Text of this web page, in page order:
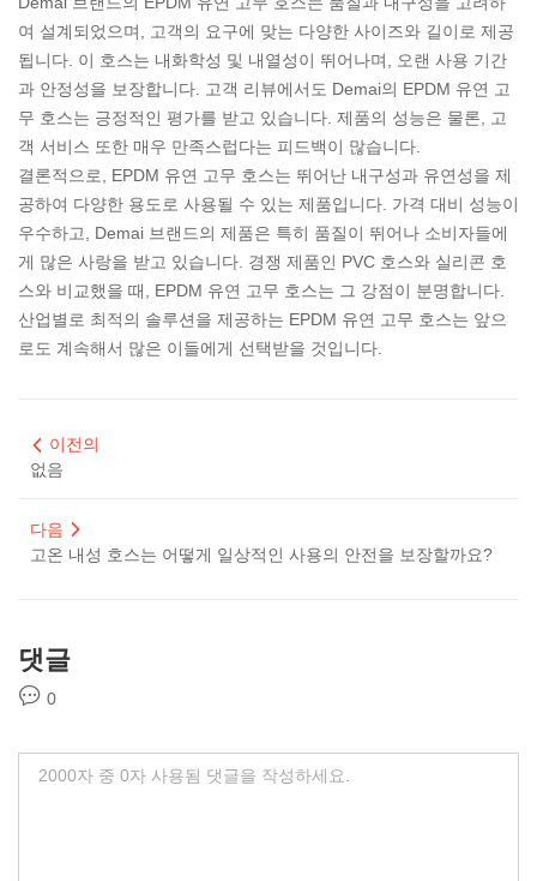
여 설계되었으며, 고객의 요구에 맞는 다양한 사이즈와 길이로 제공
됩니다. 이 호스는 내화학성 및 내열성이 뛰어나며, 오랜 사용 기간
과 안정성을 보장합니다. 고객 리뷰에서도 Demai의 EPDM 유연 고
무 호스는 긍정적인 평가를 받고 있습니다. 제품의 성능은 물론, 고
객 서비스 또한 매우 만족스럽다는 피드백이 많습니다.
결론적으로, EPDM 유연 고무 호스는 뛰어난 내구성과 유연성을 제
공하여 다양한 용도로 사용될 수 있는 제품입니다. 가격 대비 성능이
우수하고, Demai 브랜드의 제품은 특히 품질이 뛰어나 소비자들에
게 많은 사랑을 받고 있습니다. 경쟁 제품인 PVC 호스와 실리콘 호
스와 비교했을 때, EPDM 유연 고무 호스는 그 강점이 분명합니다.
산업별로 최적의 솔루션을 제공하는 EPDM 유연 고무 호스는 앞으
로도 계속해서 많은 이들에게 선택받을 것입니다.
이전의
없음
다음
고온 내성 호스는 어떻게 일상적인 사용의 안전을 보장할까요?
댓글
0